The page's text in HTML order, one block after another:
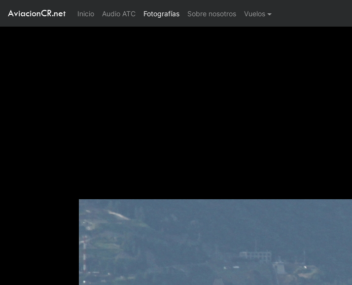
AviacionCR.net Inicio(current)
Audio ATC Fotografías Sobre nosotros Vuelos